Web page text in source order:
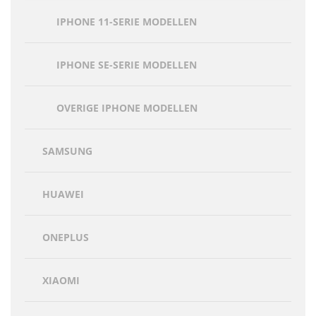
IPHONE 11-SERIE MODELLEN
IPHONE SE-SERIE MODELLEN
OVERIGE IPHONE MODELLEN
SAMSUNG
HUAWEI
ONEPLUS
XIAOMI